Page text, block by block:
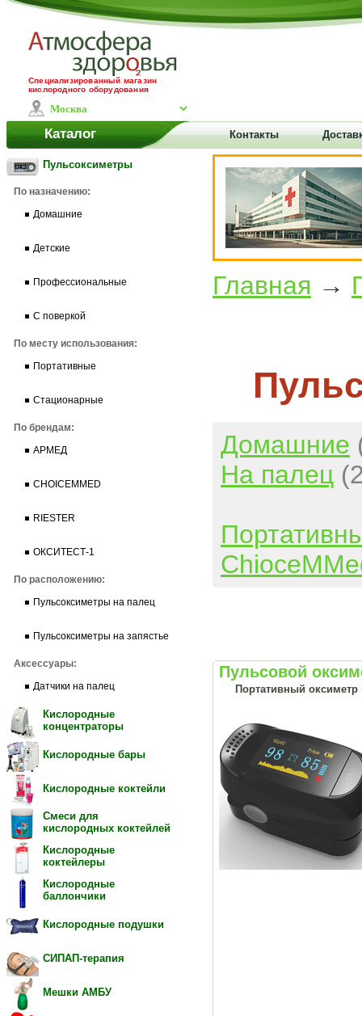
Специализированный магазин
кислородного оборудования
Каталог Контакты
Пульсоксиметры
По назначению:
Домашние
Детские
Профессиональные
С поверкой
По месту использования:
Портативные
Стационарные
По брендам:
АРМЕД
CHOICEMMED
RIESTER
ОКСИТЕСТ-1
По расположению:
Пульсоксиметры на палец
Пульсоксиметры на запястье
Аксессуары:
Датчики на палец
Кислородные
концентраторы
Кислородные бары
Кислородные коктейли
Смеси для
кислородных коктейлей
Кислородные
коктейлеры
Кислородные
баллончики
Кислородные подушки
СИПАП-терапия
Мешки АМБУ
Главная →
Домашние
На палец
Пульсовой
Портативный оксиметр